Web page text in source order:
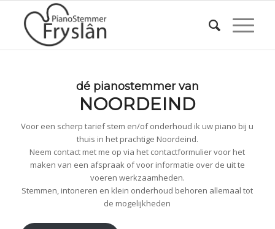
dé pianostemmer van
NOORDEIND
Voor een scherp tarief stem en/of onderhoud ik uw piano bij u
thuis in het prachtige Noordeind.
Neem contact met me op via het contactformulier voor het
maken van een afspraak of voor informatie over de uit te
voeren werkzaamheden.
Stemmen, intoneren en klein onderhoud behoren allemaal tot
de mogelijkheden